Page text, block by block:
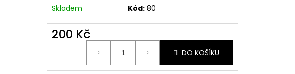
Skladem Kód: 80
200 Kč
DO KOŠÍKU